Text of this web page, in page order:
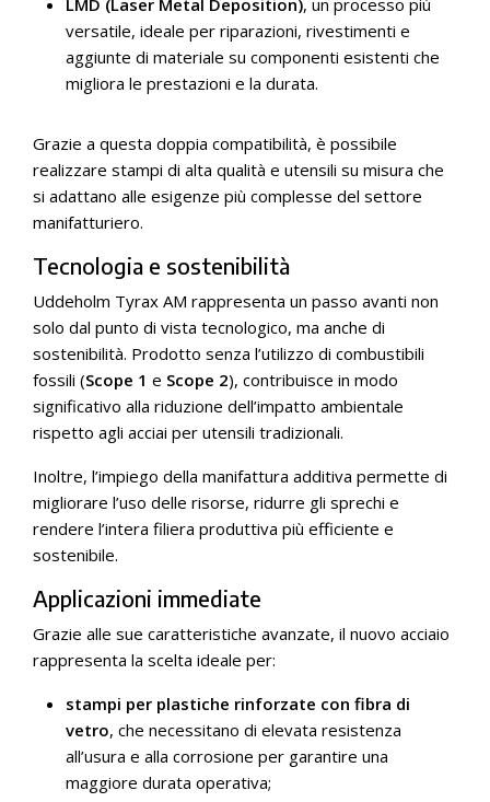
versatile, ideale per riparazioni, rivestimenti e
aggiunte di materiale su componenti esistenti che
migliora le prestazioni e la durata.
Grazie a questa doppia compatibilità, è possibile
realizzare stampi di alta qualità e utensili su misura che
si adattano alle esigenze più complesse del settore
manifatturiero.
Tecnologia e sostenibilità
Uddeholm Tyrax AM rappresenta un passo avanti non
solo dal punto di vista tecnologico, ma anche di
sostenibilità. Prodotto senza l’utilizzo di combustibili
fossili (Scope 1 e Scope 2), contribuisce in modo
significativo alla riduzione dell’impatto ambientale
rispetto agli acciai per utensili tradizionali.
Inoltre, l’impiego della manifattura additiva permette di
migliorare l’uso delle risorse, ridurre gli sprechi e
rendere l’intera filiera produttiva più efficiente e
sostenibile.
Applicazioni immediate
Grazie alle sue caratteristiche avanzate, il nuovo acciaio
rappresenta la scelta ideale per:
stampi per plastiche rinforzate con fibra di
vetro, che necessitano di elevata resistenza
all’usura e alla corrosione per garantire una
maggiore durata operativa;